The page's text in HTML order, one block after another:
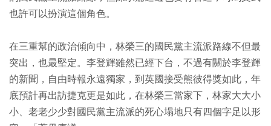
也許可以扮演這個角色。
在三重幫的政治傾向中，林榮三的國民黨主流派路線不但最
突出，也最堅定。李登輝雖然已經下台，不過有關於李登輝
的新聞，自由時報永遠獨家，到英國接受熊彼得獎如此，年
底預計再出訪捷克更是如此，在林榮三當家下，林家大大小
小、老老少少對國民黨主流派的死心塌地只有四個字足以形